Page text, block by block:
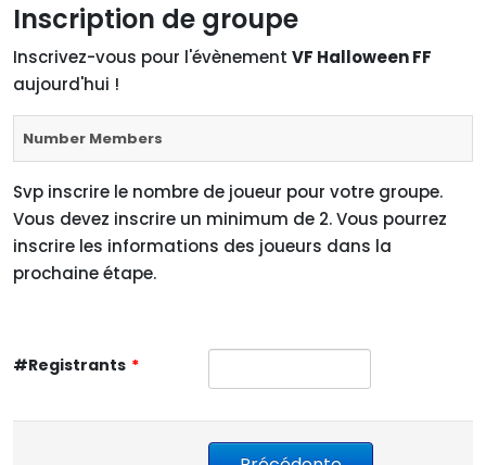
Inscription de groupe
Inscrivez-vous pour l'évènement VF Halloween FF
aujourd'hui !
Number Members
Svp inscrire le nombre de joueur pour votre groupe.
Vous devez inscrire un minimum de 2. Vous pourrez
inscrire les informations des joueurs dans la
prochaine étape.
#Registrants *